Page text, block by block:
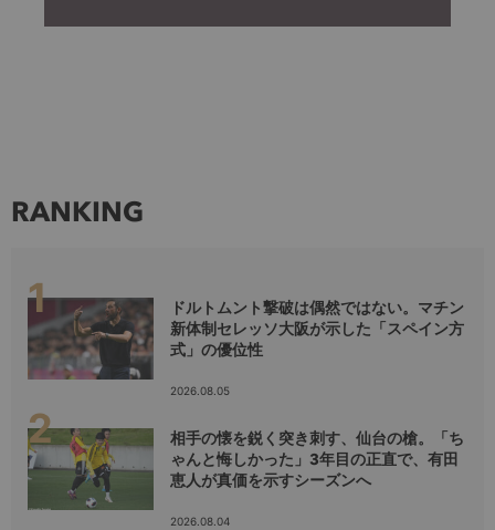
RANKING
ドルトムント撃破は偶然ではない。マチン
新体制セレッソ大阪が示した「スペイン方
式」の優位性
2026.08.05
相手の懐を鋭く突き刺す、仙台の槍。「ち
ゃんと悔しかった」3年目の正直で、有田
恵人が真価を示すシーズンへ
2026.08.04